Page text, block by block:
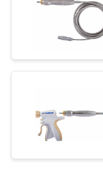
ΖΗΤΉΣΤΕ
PRIVACY